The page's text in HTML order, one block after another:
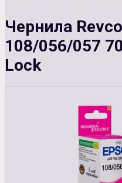
Чернила
108/056/057
Lock